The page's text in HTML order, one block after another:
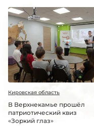
Кировская область
В Верхнекамье прошёл
патриотический квиз
«Зоркий глаз»